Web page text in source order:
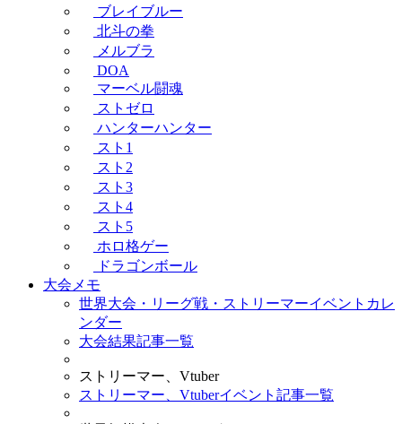
ブレイブルー
北斗の拳
メルブラ
DOA
マーベル闘魂
ストゼロ
ハンターハンター
スト1
スト2
スト3
スト4
スト5
ホロ格ゲー
ドラゴンボール
大会メモ
世界大会・リーグ戦・ストリーマーイベントカレ
ンダー
大会結果記事一覧
ストリーマー、Vtuber
ストリーマー、Vtuberイベント記事一覧